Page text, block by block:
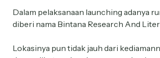
Dalam pelaksanaan launching adanya
diberi nama Bintana Research And
Lokasinya pun tidak jauh dari